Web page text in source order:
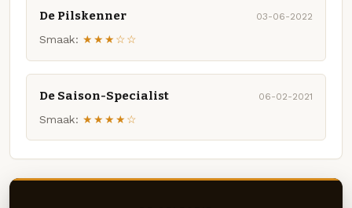
De Pilskenner 03-06-2022
Smaak: ★★★☆☆
De Saison-Specialist 06-02-2021
Smaak: ★★★★☆